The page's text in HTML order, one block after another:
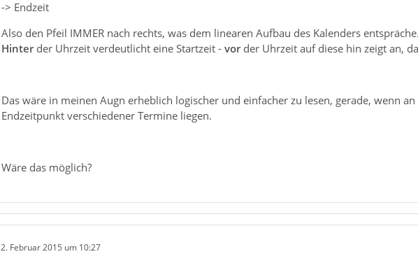
-> Endzeit
Also den Pfeil IMMER nach rechts, was dem linearen Aufbau des Kalenders
Hinterder Uhrzeit verdeutlicht eine Startzeit - vorder Uhrzeit auf diese hin zeigt an,
Das wäre in meinen Augn erheblich logischer und einfacher zu lesen, gerade, wenn
Endzeitpunkt verschiedener Termine liegen.
Wäre das möglich?
2. Februar 2015 um 10:27